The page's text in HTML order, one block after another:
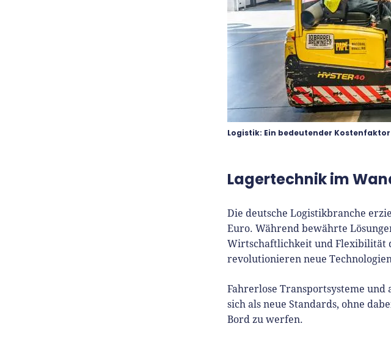
Logistik: Ein bedeutender Kostenfaktor
Lagertechnik im
Die deutsche Logistikbranche
Euro. Während bewährte
Wirtschaftlichkeit und Flexibilität
revolutionieren neue
Fahrerlose Transportsysteme
sich als neue Standards, ohne
Bord zu werfen.